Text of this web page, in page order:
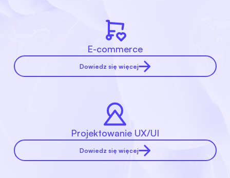
E-commerce
Dowiedz się więcej
Projektowanie UX/UI
Dowiedz się więcej